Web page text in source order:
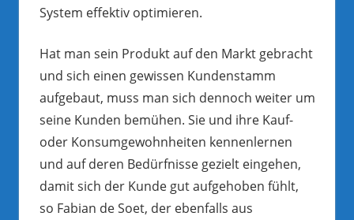
System effektiv optimieren.
Hat man sein Produkt auf den Markt gebracht
und sich einen gewissen Kundenstamm
aufgebaut, muss man sich dennoch weiter um
seine Kunden bemühen. Sie und ihre Kauf-
oder Konsumgewohnheiten kennenlernen
und auf deren Bedürfnisse gezielt eingehen,
damit sich der Kunde gut aufgehoben fühlt,
so Fabian de Soet, der ebenfalls aus